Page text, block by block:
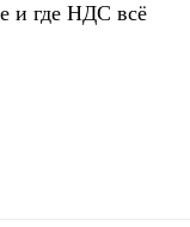
и где НДС всё